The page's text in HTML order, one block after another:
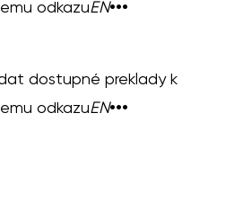
odkazuEN•••
dostupné preklady k
odkazuEN•••